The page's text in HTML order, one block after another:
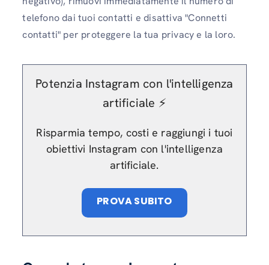
telefono dai tuoi contatti e disattiva "Connetti
contatti" per proteggere la tua privacy e la loro.
Potenzia Instagram con l'intelligenza
artificiale ⚡️
Risparmia tempo, costi e raggiungi i tuoi
obiettivi Instagram con l'intelligenza
artificiale.
PROVA SUBITO